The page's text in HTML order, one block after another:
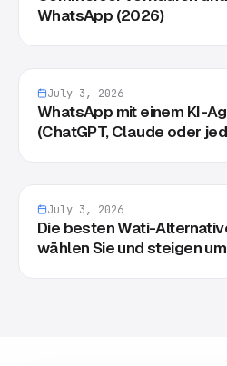
WhatsApp (2026)
July 3, 2026
WhatsApp mit einem KI-
(ChatGPT, Claude oder
July 3, 2026
Die besten Wati-
wählen Sie und steigen um